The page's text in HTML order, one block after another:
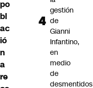
po
bl
ac
ió
n
a
re
gestión
de
Gianni
Infantino,
en
medio
de
desmentidos